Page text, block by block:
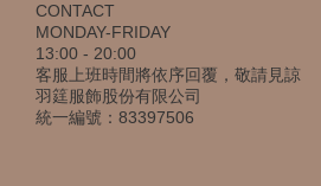
CONTACT
MONDAY-FRIDAY
13:00 - 20:00
客服上班時間將依序回覆，敬請見諒
羽筳服飾股份有限公司
統一編號：83397506